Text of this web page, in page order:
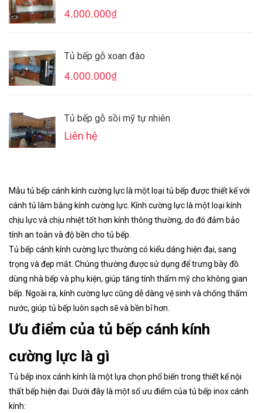
4.000.000₫
Tủ bếp gỗ xoan đào
4.000.000₫
Tủ bếp gỗ sồi mỹ tự nhiên
Liên hệ
Mẫu tủ bếp cánh kính cường lực là một loại tủ bếp được thiết kế với
cánh tủ làm bằng kính cường lực. Kính cường lực là một loại kính
chịu lực và chịu nhiệt tốt hơn kính thông thường, do đó đảm bảo
tính an toàn và độ bền cho tủ bếp.
Tủ bếp cánh kính cường lực thường có kiểu dáng hiện đại, sang
trọng và đẹp mắt. Chúng thường được sử dụng để trưng bày đồ
dùng nhà bếp và phụ kiện, giúp tăng tính thẩm mỹ cho không gian
bếp. Ngoài ra, kính cường lực cũng dễ dàng vệ sinh và chống thấm
nước, giúp tủ bếp luôn sạch sẽ và bền bỉ hơn.
Ưu điểm của tủ bếp cánh kính
cường lực là gì
Tủ bếp inox cánh kính là một lựa chọn phổ biến trong thiết kế nội
thất bếp hiện đại. Dưới đây là một số ưu điểm của tủ bếp inox cánh
kính: